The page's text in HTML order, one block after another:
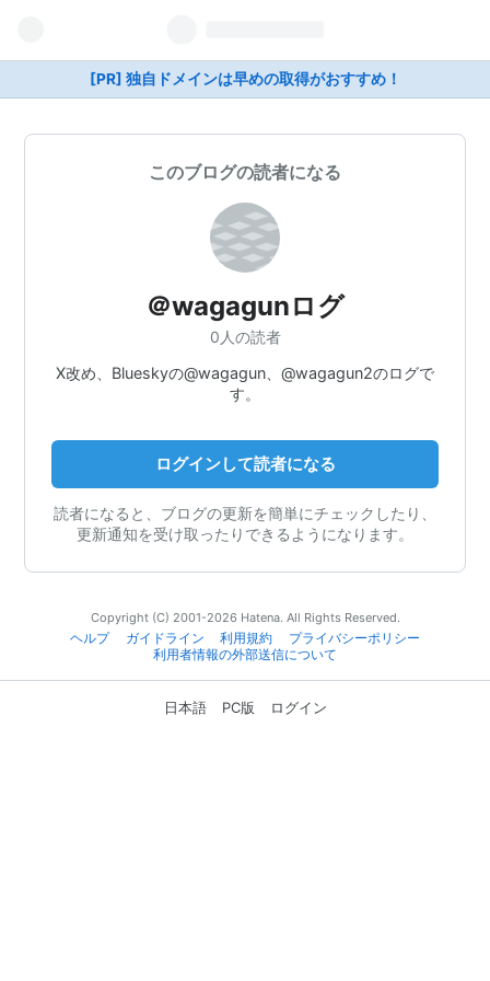
[PR] 独自ドメインは早めの取得がおすすめ！
このブログの読者になる
＠wagagunログ
0人の読者
X改め、Blueskyの@wagagun、@wagagun2のログで
す。
ログインして読者になる
読者になると、ブログの更新を簡単にチェックしたり、
更新通知を受け取ったりできるようになります。
Copyright (C) 2001-2026 Hatena. All Rights Reserved.
ヘルプ
ガイドライン 利用規約
プライバシーポリシー
利用者情報の外部送信について
日本語 PC版 ログイン